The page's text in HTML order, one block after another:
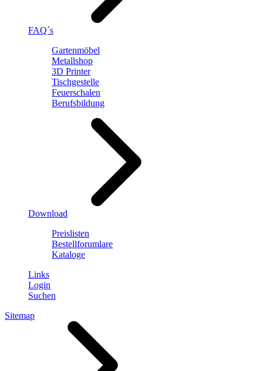
FAQ´s
Gartenmöbel
Metallshop
3D Printer
Tischgestelle
Feuerschalen
Berufsbildung
Download
Preislisten
Bestellforumlare
Kataloge
Links
Login
Suchen
Sitemap